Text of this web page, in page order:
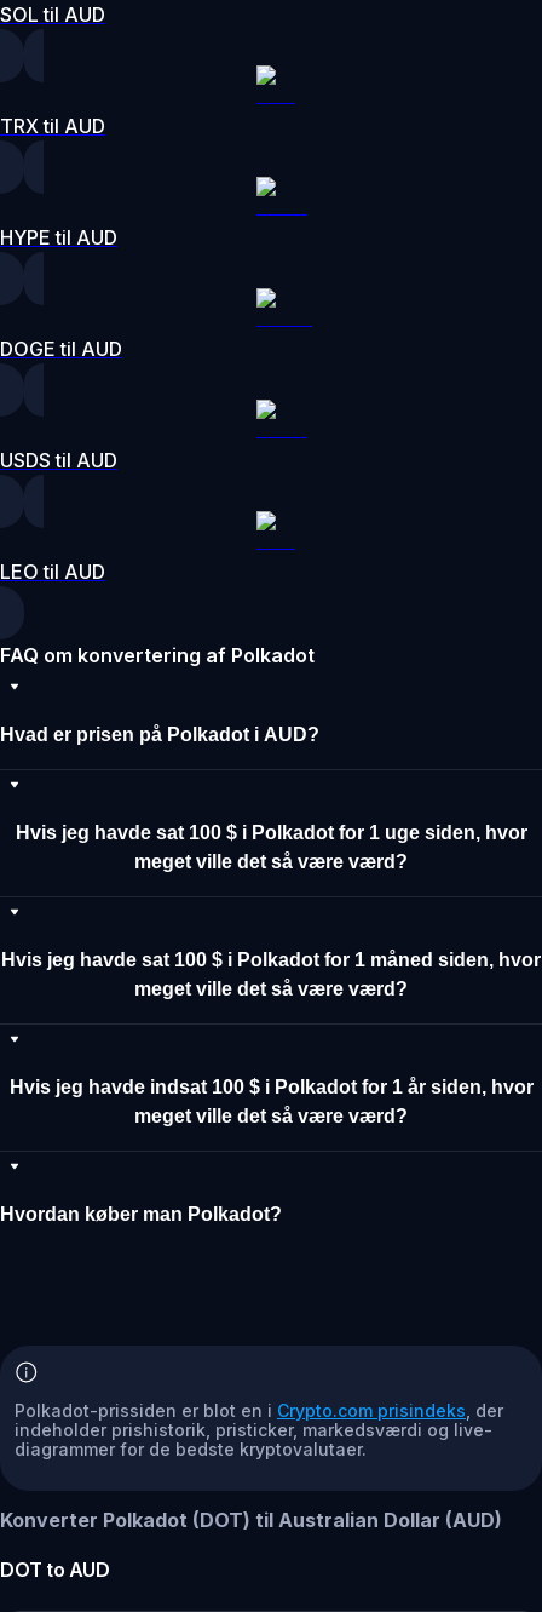
SOL til AUD
TRX til AUD
HYPE til AUD
DOGE til AUD
USDS til AUD
LEO til AUD
FAQ om konvertering af Polkadot
Hvad er prisen på Polkadot i AUD?
Hvis jeg havde sat 100 $ i Polkadot for 1 uge siden, hvor
meget ville det så være værd?
Hvis jeg havde sat 100 $ i Polkadot for 1 måned siden, hvor
meget ville det så være værd?
Hvis jeg havde indsat 100 $ i Polkadot for 1 år siden, hvor
meget ville det så være værd?
Hvordan køber man Polkadot?
Polkadot-prissiden er blot en i Crypto.com prisindeks , der
indeholder prishistorik, pristicker, markedsværdi og live-
diagrammer for de bedste kryptovalutaer.
Konverter Polkadot (DOT) til Australian Dollar (AUD)
DOT to AUD